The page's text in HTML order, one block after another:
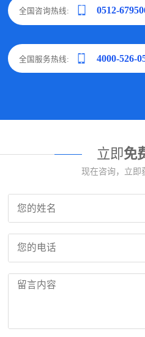
全国咨询热线: 0512-
全国服务热线: 4000-526-
立即免
现在咨询，立即